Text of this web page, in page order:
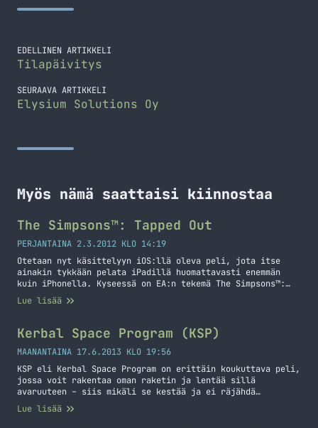
EDELLINEN ARTIKKELI
Tilapäivitys
SEURAAVA ARTIKKELI
Elysium Solutions Oy
Myös nämä saattaisi kiinnostaa
The Simpsons™: Tapped Out
PERJANTAINA 2.3.2012 KLO 14:19
Otetaan nyt käsittelyyn iOS:llä oleva peli, jota itse
ainakin tykkään pelata iPadillä huomattavasti enemmän
kuin iPhonella. Kyseessä on EA:n tekemä The Simpsons™:
Tapped Out niminen peli, jossa rakennetaan omaa
Springfieldiä. Kyseinen peli on täysin ilmainen, joten se
donitseja, joita voi ostaa jos haluaa hieman nopeutta
pelin etenemiseen ja… Jatka lukemista The Simpsons™:
Tapped Out
Lue lisää
Kerbal Space Program (KSP)
MAANANTAINA 17.6.2013 KLO 19:56
KSP eli Kerbal Space Program on erittäin koukuttava peli,
jossa voit rakentaa oman raketin ja lentää sillä
avaruuteen – siis mikäli se kestää ja ei räjähdä
laukaisussa. Pelihän on Alpha-vaiheessa vielä joten se
kehittyy vielä ja siihen on tulossa varmaan paljon lisää
Lue lisää